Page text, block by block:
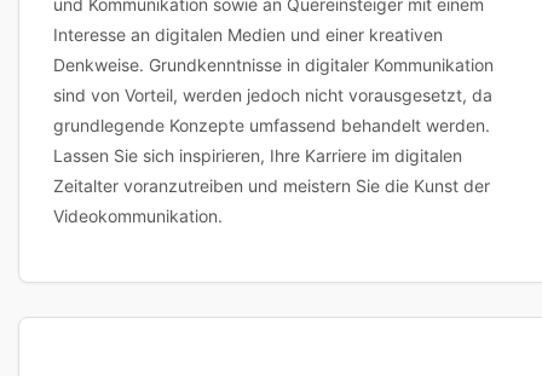
und Kommunikation sowie an Quereinsteiger mit einem
Interesse an digitalen Medien und einer kreativen
Denkweise. Grundkenntnisse in digitaler Kommunikation
sind von Vorteil, werden jedoch nicht vorausgesetzt, da
grundlegende Konzepte umfassend behandelt werden.
Lassen Sie sich inspirieren, Ihre Karriere im digitalen
Zeitalter voranzutreiben und meistern Sie die Kunst der
Videokommunikation.